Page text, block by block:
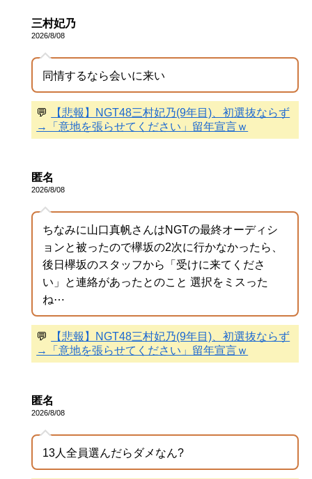
三村妃乃
2026/8/08
同情するなら会いに来い
💬
【悲報】NGT48三村妃乃(9年目)、初選抜ならず
→「意地を張らせてください」留年宣言ｗ
匿名
2026/8/08
ちなみに山口真帆さんはNGTの最終オーディシ
ョンと被ったので欅坂の2次に行かなかったら、
後日欅坂のスタッフから「受けに来てくださ
い」と連絡があったとのこと 選択をミスった
ね⋯
💬
【悲報】NGT48三村妃乃(9年目)、初選抜ならず
→「意地を張らせてください」留年宣言ｗ
匿名
2026/8/08
13人全員選んだらダメなん?